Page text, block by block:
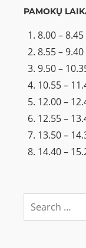
PAMOKŲ
8.00 – 8.45
8.55 – 9.40
9.50 –
10.55 –
12.00 –
12.55 –
13.50 –
14.40 –